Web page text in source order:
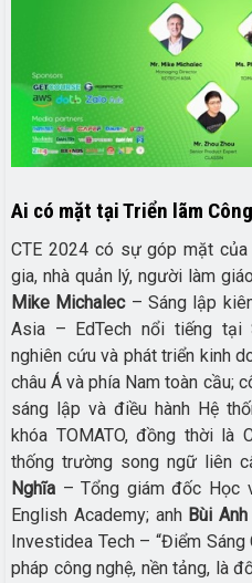
Ai có mặt tại Triển lãm
CTE 2024 có sự góp mặt
gia, nhà quản lý, người làm
Mike Michalec– Sáng lập
Asia – EdTech nổi tiếng tại
nghiên cứu và phát triển kinh
châu Á và phía Nam toàn cầu;
sáng lập và điều hành Hệ
khóa TOMATO, đồng thời là
thống trường song ngữ liên
Nghĩa – Tổng giám đốc Học
English Academy; anhBùi Anh
Investidea Tech – “Điểm
pháp công nghệ, nền tảng, là